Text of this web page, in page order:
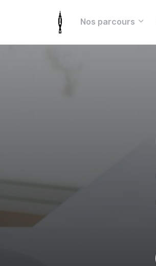
Nos parcours